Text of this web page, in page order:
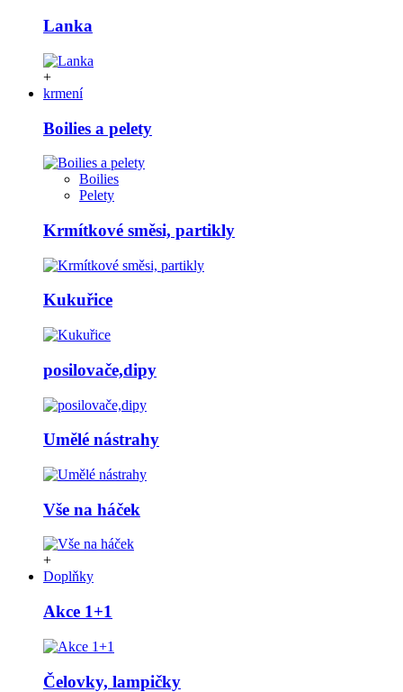
Lanka
+
krmení
Boilies a pelety
Boilies
Pelety
Krmítkové směsi, partikly
Kukuřice
posilovače,dipy
Umělé nástrahy
Vše na háček
+
Doplňky
Akce 1+1
Čelovky, lampičky